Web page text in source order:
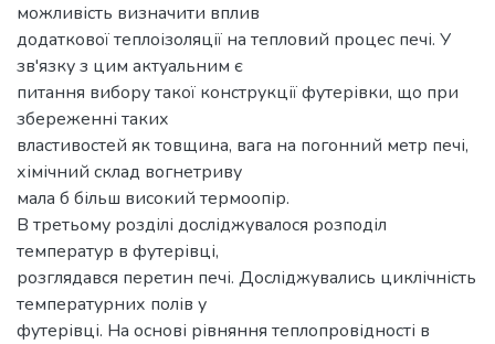
можливість визначити вплив
додаткової теплоізоляції на тепловий процес печі. У
зв'язку з цим актуальним є
питання вибору такої конструкції футерівки, що при
збереженні таких
властивостей як товщина, вага на погонний метр печі,
хімічний склад вогнетриву
мала б більш високий термоопір.
В третьому розділі досліджувалося розподіл
температур в футерівці,
розглядався перетин печі. Досліджувались циклічність
температурних полів у
футерівці. На основі рівняння теплопровідності в